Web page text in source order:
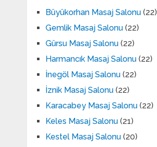
Büyükorhan Masaj Salonu(22)
Gemlik Masaj Salonu(22)
Gürsu Masaj Salonu(22)
Harmancık Masaj Salonu(22)
İnegöl Masaj Salonu(22)
İznik Masaj Salonu(22)
Karacabey Masaj Salonu(22)
Keles Masaj Salonu(21)
Kestel Masaj Salonu(20)